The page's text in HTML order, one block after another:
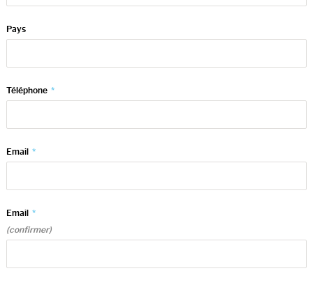
Pays
Téléphone *
Email *
Email *
(confirmer)